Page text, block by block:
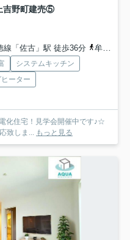
吉野町建売⑤
線「佐古」駅 徒歩36分 牟岐線「阿波富田」駅 徒歩36分
システムキッチン
ヒーター
化住宅！見学会開催中です♪☆
致しま... もっと見る